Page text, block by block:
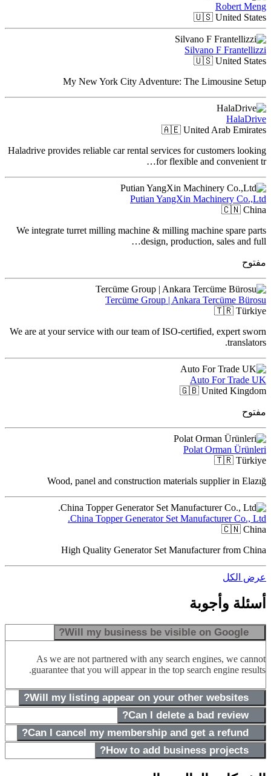
Robert Meng
🇺🇸 United States
Silvano F Frantellizzi
🇺🇸 United States
My New York City Adventure: The Limousine Setup
HalaDrive
🇦🇪 United Arab Emirates
Haladrive provides reliable car rental services for customers looking
for flexible and convenient tr…
Putian YangXin Machinery Co.,Ltd
🇨🇳 China
We integrate turret milling machine & milling machine spare parts
design, production, sales and full…
مفتوح
Tercüme Group | Ankara Tercüme Bürosu
🇹🇷 Türkiye
We are at your service with our team of ISO-certified, expert sworn
translators.
Auto For Trade UK
🇬🇧 United Kingdom
مفتوح
Polat Orman Ürünleri
🇹🇷 Türkiye
Wood, panel and construction materials supplier in Elazığ
China Topper Generator Set Manufacturer Co., Ltd.
🇨🇳 China
High Quality Generator Set Manufacturer from China
عرض الكل
أسئلة وأجوبة
Will my business be visible on Google?
As we are not partnered with any search engines, we cannot
guarantee that you will appear in the top search engine results.
Will my listing appear on your other websites?
Can I delete a bad review?
Can I cancel my membership and get a refund?
How to add business projects?